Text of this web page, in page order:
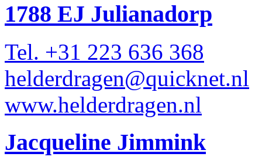
1788 EJ Julianadorp
Tel. +31 223 636 368
helderdragen@quicknet.nl
www.helderdragen.nl
Jacqueline Jimmink